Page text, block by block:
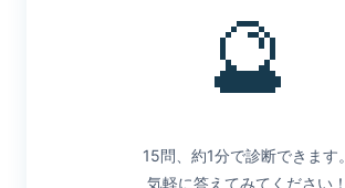
🔮
15問、約1分で診断できます。
気軽に答えてみてください！